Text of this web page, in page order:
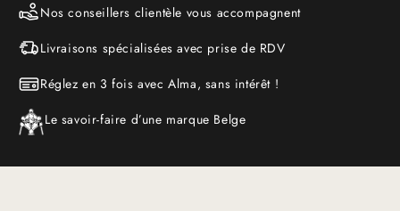
Nos conseillers clientèle vous accompagnent
Livraisons spécialisées avec prise de RDV
Réglez en 3 fois avec Alma, sans intérêt !
Le savoir-faire d’une marque Belge